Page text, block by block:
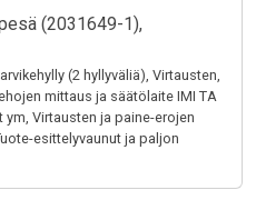
(2031649-1),
(2 hyllyväliä), Virtausten,
mittaus ja säätölaite IMI TA
ym, Virtausten ja paine-erojen
esittelyvaunut ja paljon